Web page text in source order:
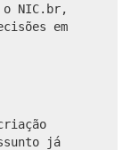
NIC.br,
em
já